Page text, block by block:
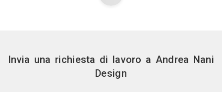
Invia una richiesta di lavoro a Andrea Nani
Design